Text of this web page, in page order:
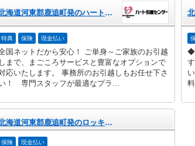
北海道河東郡鹿追町発のハート引越センター
特典 保険 現金払い
国ネットだから安心！ ご単身～ご家族のお引越
しまで、まごころサービスと豊富なオプションで
応いたします。 事務所のお引越しもお任せ下さ
！ 専門スタッフが最適なプラ...
◆
北海道河東郡鹿追町発のロッキー引越センター
保険 現金払い